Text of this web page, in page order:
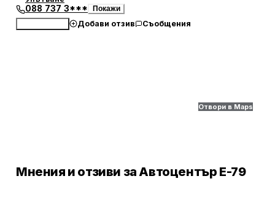
088 737 3*** Покажи
Добави отзив Съобщения
Отвори в Maps
Мнения и отзиви за Автоцентър Е-79